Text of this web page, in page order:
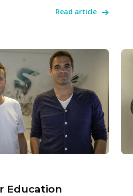
Read article
Education